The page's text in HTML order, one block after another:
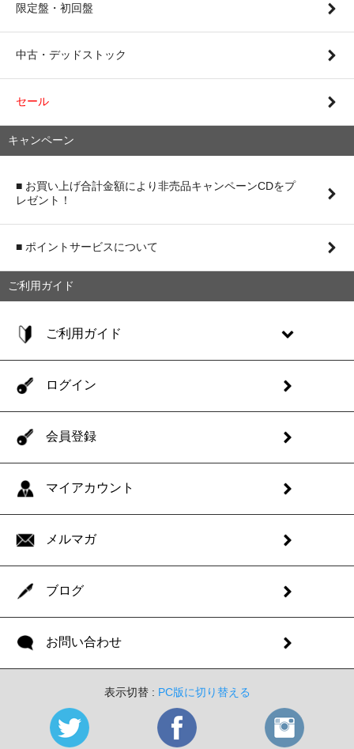
限定盤・初回盤
中古・デッドストック
セール
キャンペーン
■ お買い上げ合計金額により非売品キャンペーンCDをプ
レゼント！
■ ポイントサービスについて
ご利用ガイド
ご利用ガイド
ログイン
会員登録
マイアカウント
メルマガ
ブログ
お問い合わせ
表示切替 : PC版に切り替える